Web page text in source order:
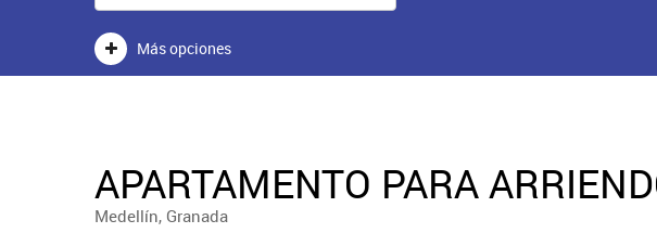
Más opciones
APARTAMENTO PARA
Medellín, Granada